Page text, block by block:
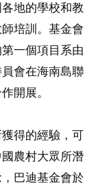
地的學校和教
培訓。基金會
一個項目系由
會在海南島聯
開展。
得的經驗，可
農村大眾所潛
巴迪基金會於